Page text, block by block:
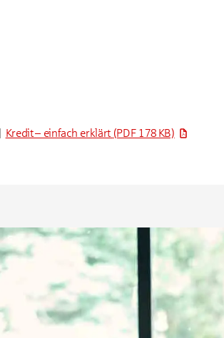
Kredit – einfach erklärt (PDF 178 KB)